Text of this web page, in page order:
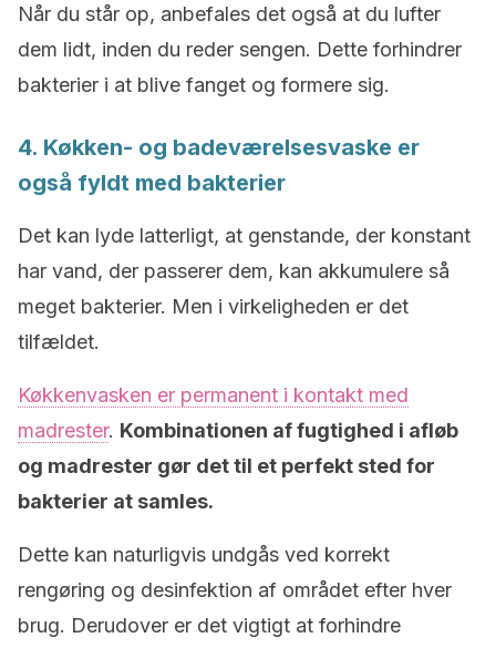
Når du står op, anbefales det også at du lufter
dem lidt, inden du reder sengen. Dette forhindrer
bakterier i at blive fanget og formere sig.
4. Køkken- og badeværelsesvaske er
også fyldt med bakterier
Det kan lyde latterligt, at genstande, der konstant
har vand, der passerer dem, kan akkumulere så
meget bakterier. Men i virkeligheden er det
tilfældet.
Køkkenvasken er permanent i kontakt med
madrester. Kombinationen af fugtighed i afløb
og madrester gør det til et perfekt sted for
bakterier at samles.
Dette kan naturligvis undgås ved korrekt
rengøring og desinfektion af området efter hver
brug. Derudover er det vigtigt at forhindre